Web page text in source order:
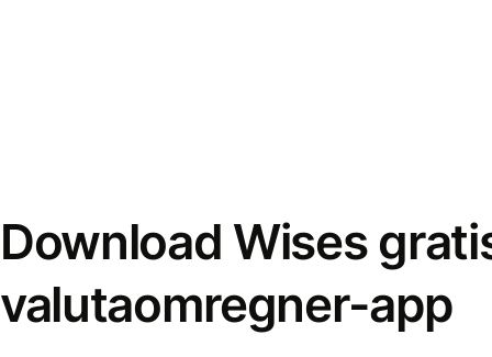
Download Wises
valutaomregner-app